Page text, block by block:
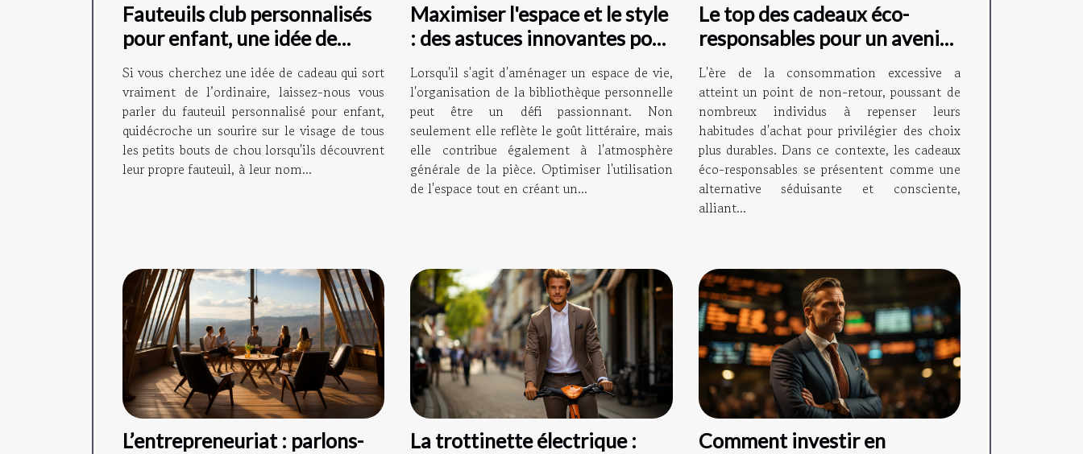
Fauteuils club personnalisés
pour enfant, une idée de
cadeau originale !
Si vous cherchez une idée de cadeau qui sort
vraiment de l’ordinaire, laissez-nous vous
parler du fauteuil personnalisé pour enfant,
quidécroche un sourire sur le visage de tous
les petits bouts de chou lorsqu'ils découvrent
leur propre fauteuil, à leur nom...
Maximiser l'espace et le style
: des astuces innovantes pour
organiser sa bibliothèque
personnelle
Lorsqu'il s'agit d'aménager un espace de vie,
l'organisation de la bibliothèque personnelle
peut être un défi passionnant. Non
seulement elle reflète le goût littéraire, mais
elle contribue également à l'atmosphère
générale de la pièce. Optimiser l'utilisation
de l'espace tout en créant un...
Le top des cadeaux éco-
responsables pour un avenir
durable
L'ère de la consommation excessive a
atteint un point de non-retour, poussant de
nombreux individus à repenser leurs
habitudes d'achat pour privilégier des choix
plus durables. Dans ce contexte, les cadeaux
éco-responsables se présentent comme une
alternative séduisante et consciente,
alliant...
L’entrepreneuriat : parlons-
La trottinette électrique :
Comment investir en